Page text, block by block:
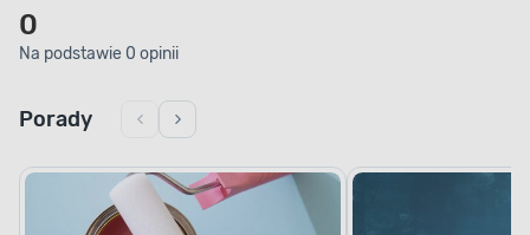
0
Na podstawie 0 opinii
Porady